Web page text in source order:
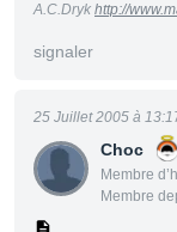
A.C.Dryk http://
signaler
Choc
Membre
Membre
25 Juillet 2005 à